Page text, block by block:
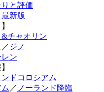
と評価
新版
&チャオリン
／ ジノ
ン
ドコロシアム
／ ノーランド降臨